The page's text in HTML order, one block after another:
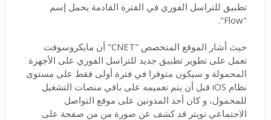
تطبيق للتراسل الفوري في الفترة القادمة يحمل إسم
"Flow".
حيث أشار الموقع المتخصص "CNET" أن مايكروسوفت
تعمل على تطوير تطبيق جديد للتراسل الفوري على الأجهزة
المحمولة و سيكون متوفرا في فترة أولى فقط على مستوى
نظام iOS قبل أن يتم تعميمه على باقي منصات التشغيل
للمحمول، و كان أحد المدونين على موقع التواصل
الاجتماعي تويتر قد كشف عن صورة من من صفحة على